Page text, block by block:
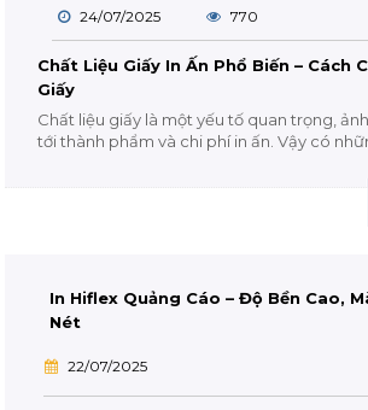
24/07/2025 770
Chất Liệu Giấy In Ấn Phổ Biến – Cách
Giấy
Chất liệu giấy là một yếu tố quan trọng,
tới thành phẩm và chi phí in ấn. Vậy có
In Hiflex Quảng Cáo – Độ Bền Cao,
Nét
22/07/2025